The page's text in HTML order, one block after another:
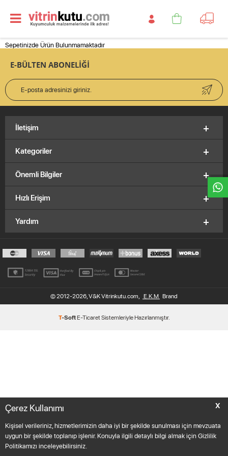
W
h
t
s
a
p
p
D
e
s
e
H
a
t
t
X
Çerez Kullanımı
Kişisel verileriniz, hizmetlerimizin daha iyi bir şekilde sunulması için mevzuata
uygun bir şekilde toplanıp işlenir. Konuyla ilgili detaylı bilgi almak için Gizlilik
Politikamızı inceleyebilirsiniz.
Sepetinizde Ürün Bulunmamaktadır
E-BÜLTEN ABONELİĞİ
Kategoriler
Önemli Bilgiler
Hızlı Erişim
Yardım
© 2012-2026, V&K Vitrinkutu.com, E.K.M Brand
İletişim
T-SoftE-TicaretSistemleriyle Hazırlanmıştır.